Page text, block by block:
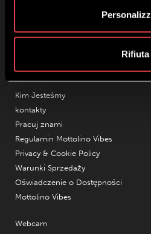
Rifiuta
Kapitał zakładowy € 8.772.000,00 –
Godziny otwarcia HQ Mottolino:
Kim Jesteśmy
kontakty
Pracuj znami
Regulamin Mottolino Vibes
Privacy & Cookie Policy
Warunki Sprzedaży
Oświadczenie o Dostępności
Mottolino Vibes
Webcam